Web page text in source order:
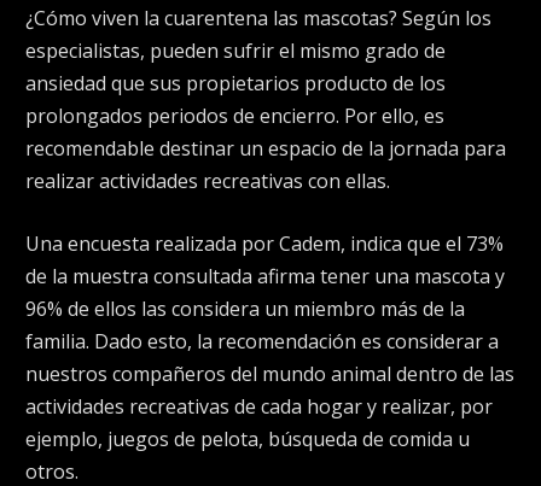
¿Cómo viven la cuarentena las mascotas? Según los
especialistas, pueden sufrir el mismo grado de
ansiedad que sus propietarios producto de los
prolongados periodos de encierro. Por ello, es
recomendable destinar un espacio de la jornada para
realizar actividades recreativas con ellas.
Una encuesta realizada por Cadem, indica que el 73%
de la muestra consultada afirma tener una mascota y
96% de ellos las considera un miembro más de la
familia. Dado esto, la recomendación es considerar a
nuestros compañeros del mundo animal dentro de las
actividades recreativas de cada hogar y realizar, por
ejemplo, juegos de pelota, búsqueda de comida u
otros.